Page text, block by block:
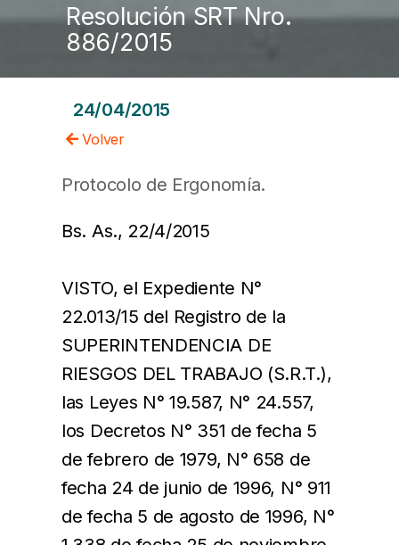
Resolución SRT Nro.
886/2015
24/04/2015
Volver
Protocolo de Ergonomía.
Bs. As., 22/4/2015
VISTO, el Expediente N°
22.013/15 del Registro de la
SUPERINTENDENCIA DE
RIESGOS DEL TRABAJO (S.R.T.),
las Leyes N° 19.587, N° 24.557,
los Decretos N° 351 de fecha 5
de febrero de 1979, N° 658 de
fecha 24 de junio de 1996, N° 911
de fecha 5 de agosto de 1996, N°